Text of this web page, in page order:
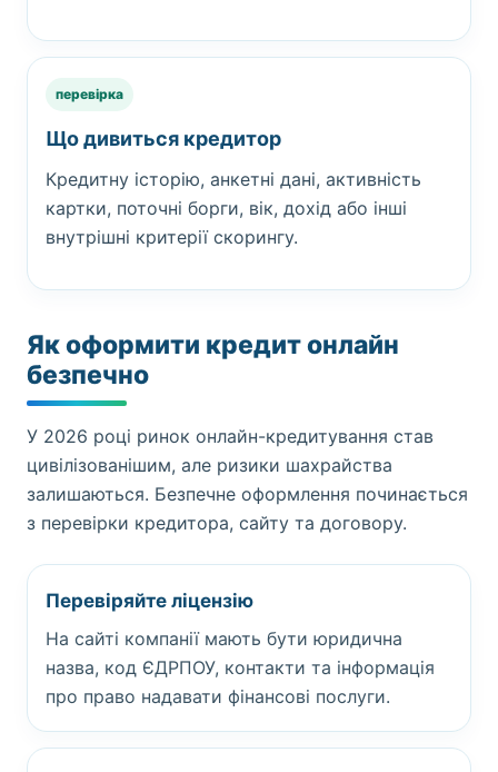
перевірка
Що дивиться кредитор
Кредитну історію, анкетні дані, активність
картки, поточні борги, вік, дохід або інші
внутрішні критерії скорингу.
Як оформити кредит онлайн
безпечно
У 2026 році ринок онлайн-кредитування став
цивілізованішим, але ризики шахрайства
залишаються. Безпечне оформлення починається
з перевірки кредитора, сайту та договору.
Перевіряйте ліцензію
На сайті компанії мають бути юридична
назва, код ЄДРПОУ, контакти та інформація
про право надавати фінансові послуги.